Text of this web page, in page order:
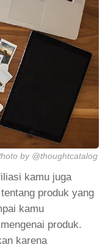
by @thoughtcatalog
kamu juga
produk yang
kamu
produk.
karena